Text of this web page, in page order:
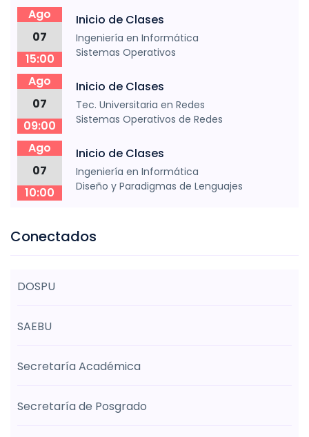
Ago
07
15:00
Inicio de Clases
Ingeniería en Informática
Sistemas Operativos
Ago
07
09:00
Inicio de Clases
Tec. Universitaria en Redes
Sistemas Operativos de Redes
Ago
07
10:00
Inicio de Clases
Ingeniería en Informática
Diseño y Paradigmas de Lenguajes
Conectados
DOSPU
SAEBU
Secretaría Académica
Secretaría de Posgrado